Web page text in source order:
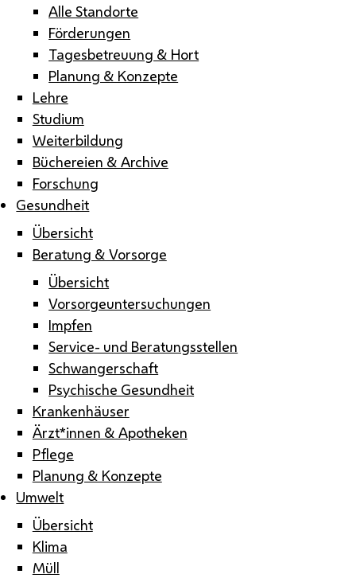
Alle Standorte
Förderungen
Tagesbetreuung & Hort
Planung & Konzepte
Lehre
Studium
Weiterbildung
Büchereien & Archive
Forschung
Gesundheit
Übersicht
Beratung & Vorsorge
Übersicht
Vorsorgeuntersuchungen
Impfen
Service- und Beratungsstellen
Schwangerschaft
Psychische Gesundheit
Krankenhäuser
Ärzt*innen & Apotheken
Pflege
Planung & Konzepte
Umwelt
Übersicht
Klima
Müll